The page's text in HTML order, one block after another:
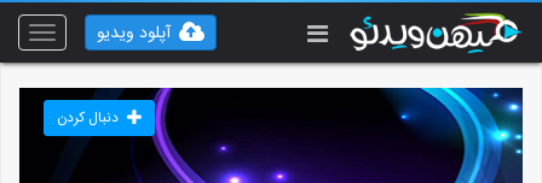
Toggle
آپلود ویدیو
دنبال کردن